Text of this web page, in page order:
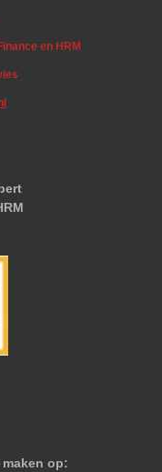
en HRM
op: